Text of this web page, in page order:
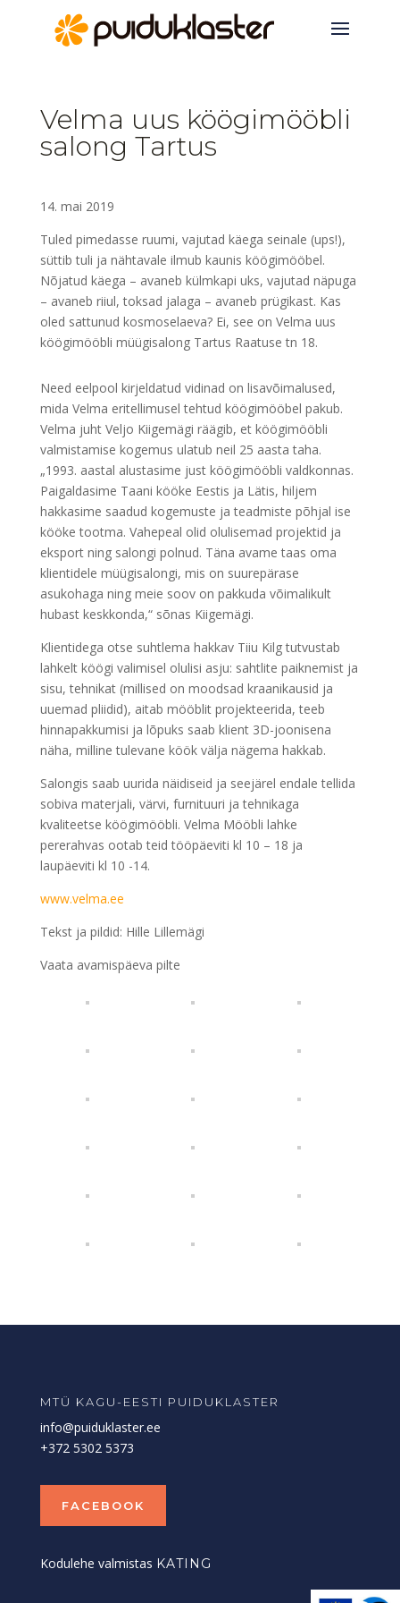
Velma uus köögimööbli
salong Tartus
14. mai 2019
Tuled pimedasse ruumi, vajutad käega seinale (ups!),
süttib tuli ja nähtavale ilmub kaunis köögimööbel.
Nõjatud käega – avaneb külmkapi uks, vajutad näpuga
– avaneb riiul, toksad jalaga – avaneb prügikast. Kas
oled sattunud kosmoselaeva? Ei, see on Velma uus
köögimööbli müügisalong Tartus Raatuse tn 18.
Need eelpool kirjeldatud vidinad on lisavõimalused,
mida Velma eritellimusel tehtud köögimööbel pakub.
Velma juht Veljo Kiigemägi räägib, et köögimööbli
valmistamise kogemus ulatub neil 25 aasta taha.
„1993. aastal alustasime just köögimööbli valdkonnas.
Paigaldasime Taani kööke Eestis ja Lätis, hiljem
hakkasime saadud kogemuste ja teadmiste põhjal ise
kööke tootma. Vahepeal olid olulisemad projektid ja
eksport ning salongi polnud. Täna avame taas oma
klientidele müügisalongi, mis on suurepärase
asukohaga ning meie soov on pakkuda võimalikult
hubast keskkonda,“ sõnas Kiigemägi.
Klientidega otse suhtlema hakkav Tiiu Kilg tutvustab
lahkelt köögi valimisel olulisi asju: sahtlite paiknemist ja
sisu, tehnikat (millised on moodsad kraanikausid ja
uuemad pliidid), aitab mööblit projekteerida, teeb
hinnapakkumisi ja lõpuks saab klient 3D-joonisena
näha, milline tulevane köök välja nägema hakkab.
Salongis saab uurida näidiseid ja seejärel endale tellida
sobiva materjali, värvi, furnituuri ja tehnikaga
kvaliteetse köögimööbli. Velma Mööbli lahke
pererahvas ootab teid tööpäeviti kl 10 – 18 ja
laupäeviti kl 10 -14.
www.velma.ee
Tekst ja pildid: Hille Lillemägi
Vaata avamispäeva pilte
MTÜ KAGU-EESTI PUIDUKLASTER
info@puiduklaster.ee
+372 5302 5373
FACEBOOK
Kodulehe valmistas KATING